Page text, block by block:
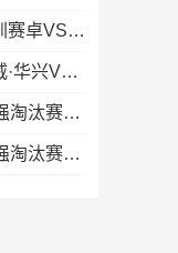
08月08日佛山西甲足球联赛深圳赛卓VS湛江热点·粤标售电全场录像
08月08日佛山西甲足球联赛百威·华兴VS广州苏雅蔚雨堂全场录像
08月04日佛山西甲足球联赛32强淘汰赛广东西南建设VS香港圣徒全场录像
08月04日佛山西甲足球联赛32强淘汰赛藝品高國際VS湛江狂狼·粵辉能源全场录像